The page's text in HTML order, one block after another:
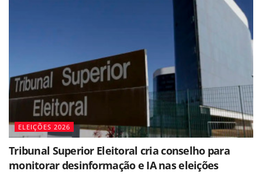
ELEIÇÕES 2026
Tribunal Superior Eleitoral cria conselho para
monitorar desinformação e IA nas eleições